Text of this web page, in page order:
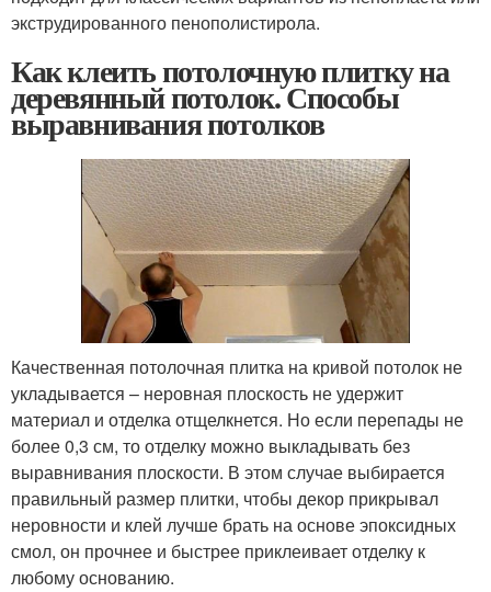
экструдированного пенополистирола.
Как клеить потолочную плитку на
деревянный потолок. Способы
выравнивания потолков
Качественная потолочная плитка на кривой потолок не
укладывается – неровная плоскость не удержит
материал и отделка отщелкнется. Но если перепады не
более 0,3 см, то отделку можно выкладывать без
выравнивания плоскости. В этом случае выбирается
правильный размер плитки, чтобы декор прикрывал
неровности и клей лучше брать на основе эпоксидных
смол, он прочнее и быстрее приклеивает отделку к
любому основанию.